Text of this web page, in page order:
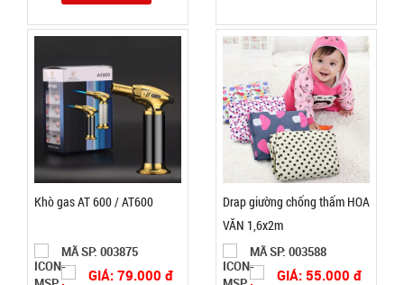
Chuông
báo động
chống trộm
cửa
SP:
000389
11.500 đ
Khò gas AT 600 / AT600
MÃ SP: 003875
GIÁ: 79.000 đ
Drap giường chống thấm HOA
VĂN 1,6x2m
MÃ SP: 003588
GIÁ: 55.000 đ